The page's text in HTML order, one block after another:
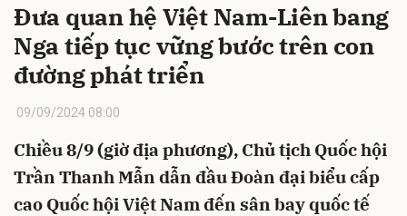
Đưa quan hệ Việt Nam-Liên bang
Nga tiếp tục vững bước trên con
đường phát triển
09/09/2024 08:00
Chiều 8/9 (giờ địa phương), Chủ tịch Quốc hội
Trần Thanh Mẫn dẫn đầu Đoàn đại biểu cấp
cao Quốc hội Việt Nam đến sân bay quốc tế